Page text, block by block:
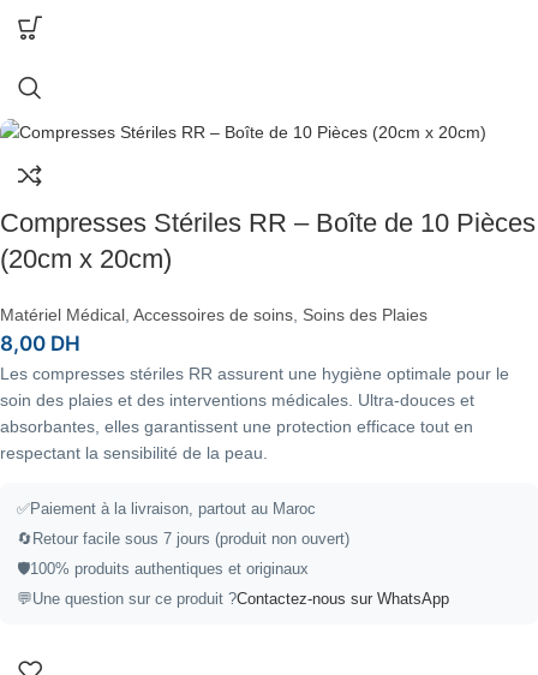
Compresses Stériles RR – Boîte de 10 Pièces
(20cm x 20cm)
Matériel Médical, Accessoires de soins, Soins des Plaies
8,00 DH
Les compresses stériles RR assurent une hygiène optimale pour le
soin des plaies et des interventions médicales. Ultra-douces et
absorbantes, elles garantissent une protection efficace tout en
respectant la sensibilité de la peau.
✅Paiement à la livraison, partout au Maroc
🔄Retour facile sous 7 jours (produit non ouvert)
🛡️100% produits authentiques et originaux
💬Une question sur ce produit ?Contactez-nous sur WhatsApp